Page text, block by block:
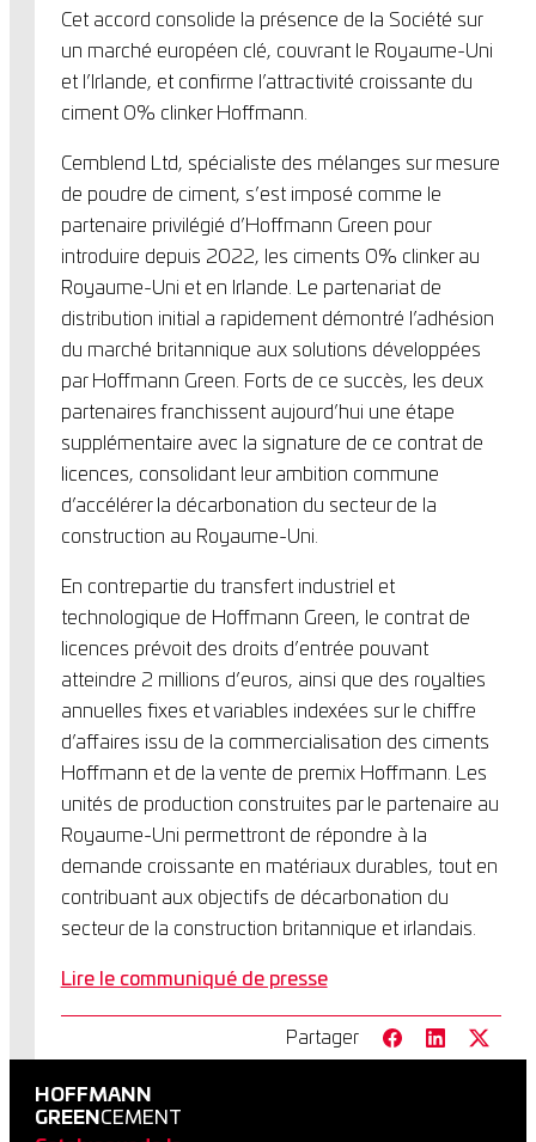
Cet accord consolide la présence de la Société sur
un marché européen clé, couvrant le Royaume-Uni
et l’Irlande, et confirme l’attractivité croissante du
ciment 0% clinker Hoffmann.
Cemblend Ltd, spécialiste des mélanges sur mesure
de poudre de ciment, s’est imposé comme le
partenaire privilégié d’Hoffmann Green pour
introduire depuis 2022, les ciments 0% clinker au
Royaume-Uni et en Irlande. Le partenariat de
distribution initial a rapidement démontré l’adhésion
du marché britannique aux solutions développées
par Hoffmann Green. Forts de ce succès, les deux
partenaires franchissent aujourd’hui une étape
supplémentaire avec la signature de ce contrat de
licences, consolidant leur ambition commune
d’accélérer la décarbonation du secteur de la
construction au Royaume-Uni.
En contrepartie du transfert industriel et
technologique de Hoffmann Green, le contrat de
licences prévoit des droits d’entrée pouvant
atteindre 2 millions d’euros, ainsi que des royalties
annuelles fixes et variables indexées sur le chiffre
d’affaires issu de la commercialisation des ciments
Hoffmann et de la vente de premix Hoffmann. Les
unités de production construites par le partenaire au
Royaume-Uni permettront de répondre à la
demande croissante en matériaux durables, tout en
contribuant aux objectifs de décarbonation du
secteur de la construction britannique et irlandais.
Lire le communiqué de presse
Partager
HOFFMANN
GREEN CEMENT